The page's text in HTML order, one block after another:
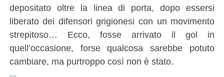
depositato oltre la linea di porta, dopo essersi
liberato dei difensori grigionesi con un movimento
strepitoso… Ecco, fosse arrivato il gol in
quell’occasione, forse qualcosa sarebbe potuto
cambiare, ma purtroppo così non è stato.